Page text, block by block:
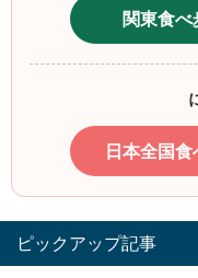
関東食べ
日本全国
ピックアップ記事